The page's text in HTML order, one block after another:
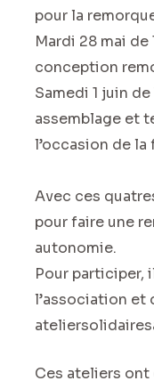
pour la
Mardi 28 mai de
conception
Samedi 1 juin de
assemblage et
l’occasion de
Avec ces
pour faire une
autonomie.
Pour participer,
l’association et
Ces ateliers ont